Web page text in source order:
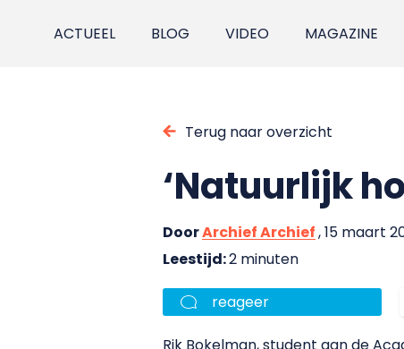
ACTUEEL BLOG VIDEO MAGAZINE
Terug naar overzicht
‘Natuurlijk
DoorArchief Archief, 15 maart
Leestijd:2 minuten
reageer
Rik Bokelman, student aan de